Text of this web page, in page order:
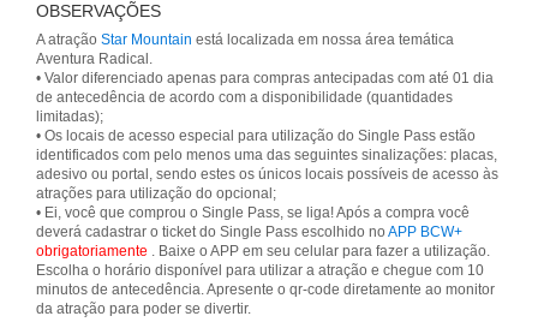
OBSERVAÇÕES
A atração Star Mountain está localizada em nossa área temática
Aventura Radical.
• Valor diferenciado apenas para compras antecipadas com até 01 dia
de antecedência de acordo com a disponibilidade (quantidades
limitadas);
• Os locais de acesso especial para utilização do Single Pass estão
identificados com pelo menos uma das seguintes sinalizações: placas,
adesivo ou portal, sendo estes os únicos locais possíveis de acesso às
atrações para utilização do opcional;
• Ei, você que comprou o Single Pass, se liga! Após a compra você
deverá cadastrar o ticket do Single Pass escolhido no APP BCW+
obrigatoriamente . Baixe o APP em seu celular para fazer a utilização.
Escolha o horário disponível para utilizar a atração e chegue com 10
minutos de antecedência. Apresente o qr-code diretamente ao monitor
da atração para poder se divertir.